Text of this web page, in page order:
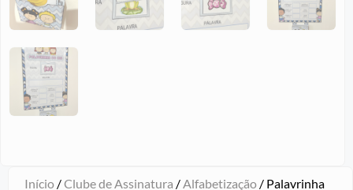
Início /Clube de Assinatura / Alfabetização / Palavrinha